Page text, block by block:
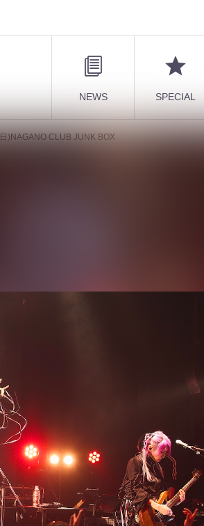
NEWS SPECIAL
)NAGANO CLUB JUNK BOX